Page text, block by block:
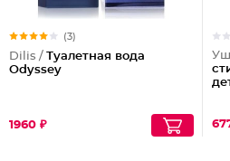
(3)
Dilis / Туалетная вода
Odyssey
1960 ₽